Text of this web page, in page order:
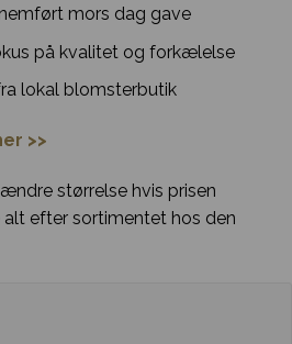
mors dag gave
på kvalitet og forkælelse
lokal blomsterbutik
>>
størrelse hvis prisen
alt efter sortimentet hos den